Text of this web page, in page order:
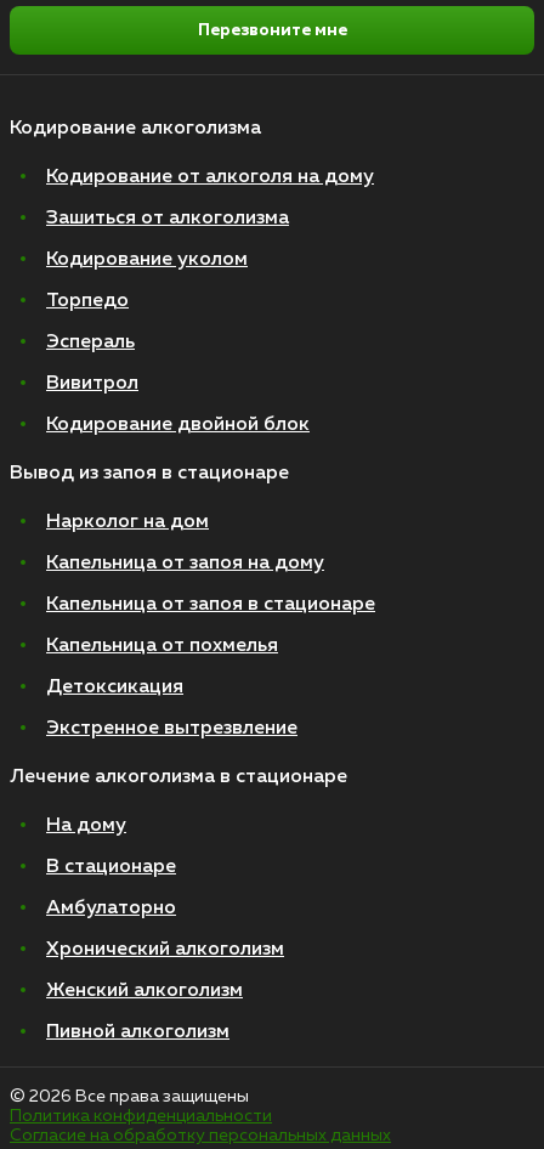
Кодирование алкоголизма
Кодирование от алкоголя на дому
Зашиться от алкоголизма
Кодирование уколом
Торпедо
Эспераль
Вивитрол
Кодирование двойной блок
Вывод из запоя в стационаре
Нарколог на дом
Капельница от запоя на дому
Капельница от запоя в стационаре
Капельница от похмелья
Детоксикация
Экстренное вытрезвление
Лечение алкоголизма в стационаре
На дому
В стационаре
Амбулаторно
Хронический алкоголизм
Женский алкоголизм
Пивной алкоголизм
Перезвоните мне
© 2026 Все права защищены
Политика конфиденциальности
Согласие на обработку персональных данных